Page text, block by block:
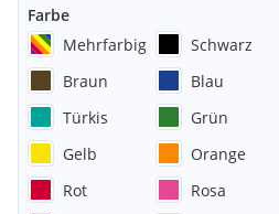
Farbe
Mehrfarbig
Schwarz
Braun
Blau
Türkis
Grün
Gelb
Orange
Rot
Rosa